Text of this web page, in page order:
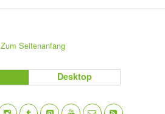
Zum Seitenanfang
Desktop